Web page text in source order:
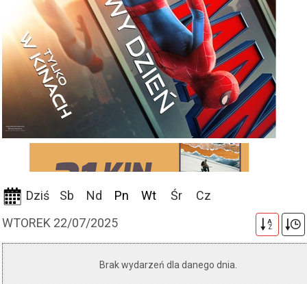
Dziś Sb Nd Pn Wt Śr
Cz
WTOREK 22/07/2025
A
Z
Brak wydarzeń dla danego dnia.